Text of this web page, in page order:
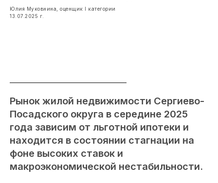
Юлия Муковнина, оценщик I категории
13.07.2025 г.
Рынок жилой недвижимости Сергиево-
Посадского округа в середине 2025
года зависим от льготной ипотеки и
находится в состоянии стагнации на
фоне высоких ставок и
макроэкономической нестабильности.